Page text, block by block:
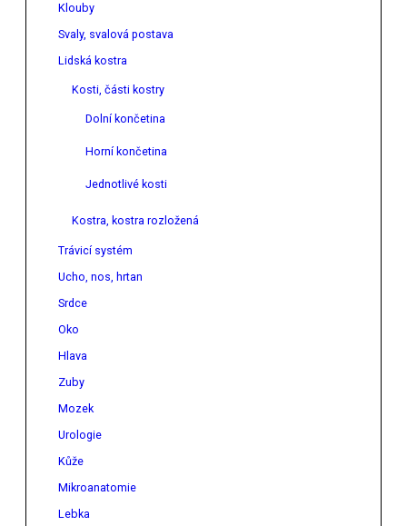
Klouby
Svaly, svalová postava
Lidská kostra
Kosti, části kostry
Dolní končetina
Horní končetina
Jednotlivé kosti
Kostra, kostra rozložená
Trávicí systém
Ucho, nos, hrtan
Srdce
Oko
Hlava
Zuby
Mozek
Urologie
Kůže
Mikroanatomie
Lebka